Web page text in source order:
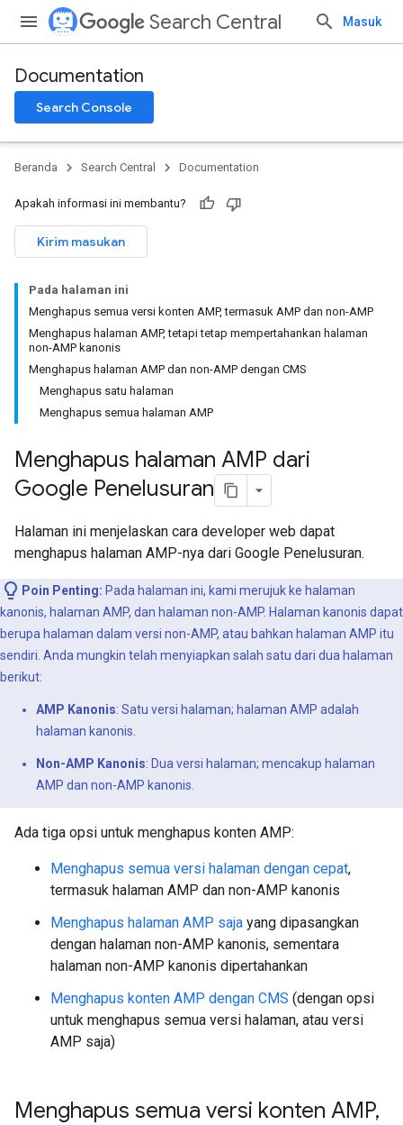
Search Central Masuk
Documentation
Search Console
Beranda Search Central Documentation
Apakah informasi ini membantu?
Kirim masukan
Pada halaman ini
Menghapus semua versi konten AMP, termasuk AMP dan non-AMP
Menghapus halaman AMP, tetapi tetap mempertahankan halaman
non-AMP kanonis
Menghapus halaman AMP dan non-AMP dengan CMS
Menghapus satu halaman
Menghapus semua halaman AMP
Menghapus halaman AMP dari
Google Penelusuran
Halaman ini menjelaskan cara developer web dapat
menghapus halaman AMP-nya dari Google Penelusuran.
Poin Penting: Pada halaman ini, kami merujuk ke halaman
kanonis, halaman AMP, dan halaman non-AMP. Halaman kanonis dapat
berupa halaman dalam versi non-AMP, atau bahkan halaman AMP itu
sendiri. Anda mungkin telah menyiapkan salah satu dari dua halaman
berikut:
AMP Kanonis: Satu versi halaman; halaman AMP adalah
halaman kanonis.
Non-AMP Kanonis: Dua versi halaman; mencakup halaman
AMP dan non-AMP kanonis.
Ada tiga opsi untuk menghapus konten AMP:
Menghapus semua versi halaman dengan cepat,
termasuk halaman AMP dan non-AMP kanonis
Menghapus halaman AMP saja yang dipasangkan
dengan halaman non-AMP kanonis, sementara
halaman non-AMP kanonis dipertahankan
Menghapus konten AMP dengan CMS (dengan opsi
untuk menghapus semua versi halaman, atau versi
AMP saja)
Menghapus semua versi konten AMP,